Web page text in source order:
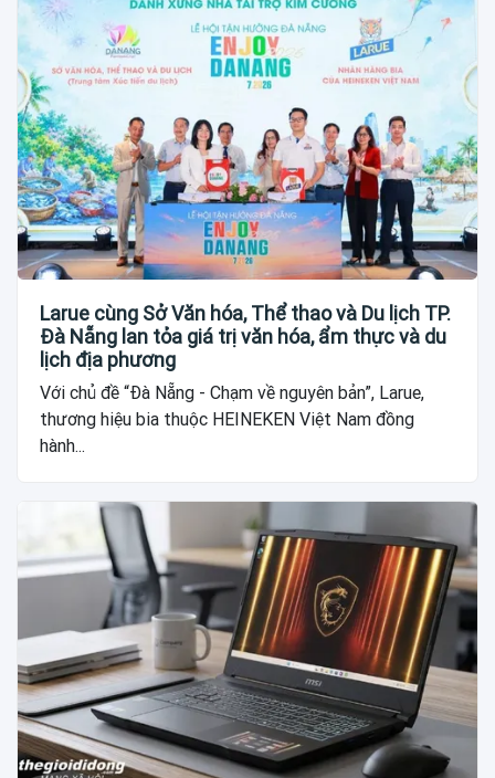
Larue cùng Sở Văn hóa, Thể thao và Du lịch TP.
Đà Nẵng lan tỏa giá trị văn hóa, ẩm thực và du
lịch địa phương
Với chủ đề “Đà Nẵng - Chạm về nguyên bản”, Larue,
thương hiệu bia thuộc HEINEKEN Việt Nam đồng
hành...